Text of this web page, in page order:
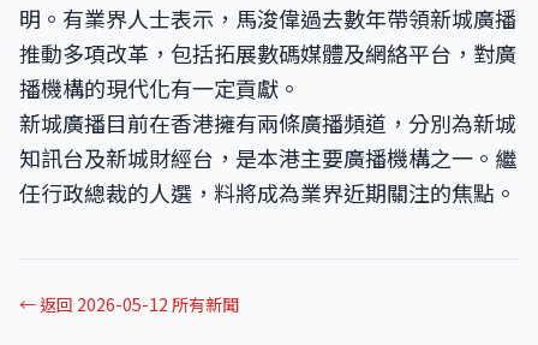
明。有業界人士表示，馬浚偉過去數年帶領新城廣播
推動多項改革，包括拓展數碼媒體及網絡平台，對廣
播機構的現代化有一定貢獻。
新城廣播目前在香港擁有兩條廣播頻道，分別為新城
知訊台及新城財經台，是本港主要廣播機構之一。繼
任行政總裁的人選，料將成為業界近期關注的焦點。
← 返回 2026-05-12 所有新聞